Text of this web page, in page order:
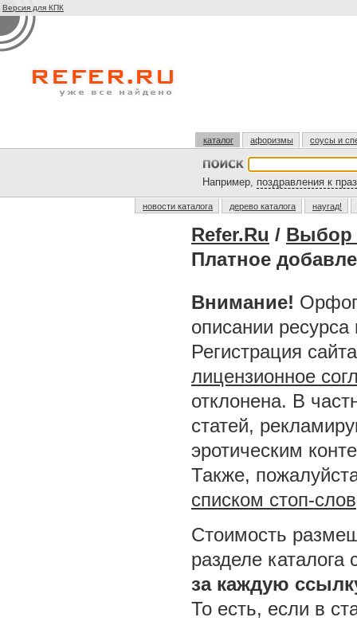
Версия для КПК
каталог афоризмы соусы и
Например, поздравления к
новости каталога дерево каталога наугад!
Refer.Ru / Выбор
Платное
Внимание!
описании
Регистрация
лицензионное
отклонена. В
статей,
эротическим
Также,
списком стоп-слов
Стоимость
разделе каталога
за каждую
То есть, если в